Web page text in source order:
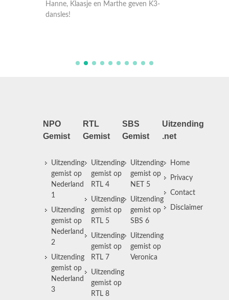
Hanne, Klaasje en Marthe geven K3-
dansles!
NPO
Gemist
Uitzending
gemist op
Nederland
1
Uitzending
gemist op
Nederland
2
Uitzending
gemist op
Nederland
3
RTL
Gemist
Uitzending
gemist op
RTL 4
Uitzending
gemist op
RTL 5
Uitzending
gemist op
RTL 7
Uitzending
gemist op
RTL 8
SBS
Gemist
Uitzending
gemist op
NET 5
Uitzending
gemist op
SBS 6
Uitzending
gemist op
Veronica
Uitzending
.net
Home
Privacy
Contact
Disclaimer